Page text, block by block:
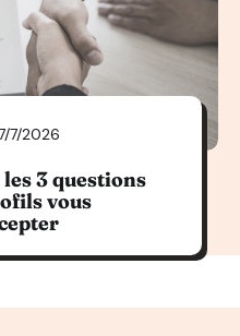
7/2026
3 questions
vous